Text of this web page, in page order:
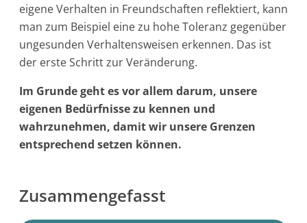
eigene Verhalten in Freundschaften reflektiert, kann
man zum Beispiel eine zu hohe Toleranz gegenüber
ungesunden Verhaltensweisen erkennen. Das ist
der erste Schritt zur Veränderung.
Im Grunde geht es vor allem darum, unsere
eigenen Bedürfnisse zu kennen und
wahrzunehmen, damit wir unsere Grenzen
entsprechend setzen können.
Zusammengefasst